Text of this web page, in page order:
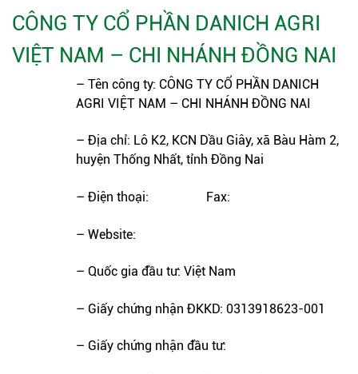
CÔNG TY CỔ PHẦN DANICH AGRI
VIỆT NAM – CHI NHÁNH ĐỒNG NAI
– Tên công ty: CÔNG TY CỔ PHẦN DANICH
AGRI VIỆT NAM – CHI NHÁNH ĐỒNG NAI
– Địa chỉ: Lô K2, KCN Dầu Giây, xã Bàu Hàm 2,
huyện Thống Nhất, tỉnh Đồng Nai
– Điện thoại: Fax:
– Website:
– Quốc gia đầu tư: Việt Nam
– Giấy chứng nhận ĐKKD: 0313918623-001
– Giấy chứng nhận đầu tư: